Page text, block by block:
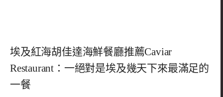
埃及紅海胡佳達海鮮餐廳推薦Caviar
Restaurant：一絕對是埃及幾天下來最滿足的
一餐